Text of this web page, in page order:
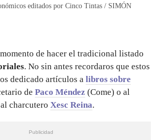
editados por Cinco Tintas / SIMÓN
de hacer el tradicional listado
. No sin antes recordaros que estos
dedicado artículos a libros sobre
de Paco Méndez (Come) o al
charcutero Xesc Reina.